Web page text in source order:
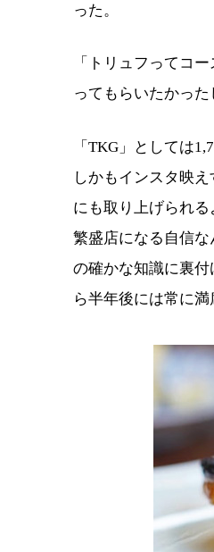
った。
「トリュフってコ
ってもらいたかっ
「TKG」としては
しかもインスタ映
にも取り上げられる
繁盛店になる自信
の確かな知識に裏
ら半年後には常に